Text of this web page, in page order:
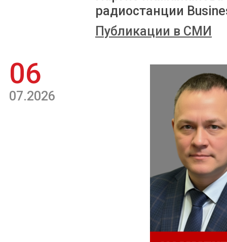
радиостанции
Публикации в СМИ
06
07.2026